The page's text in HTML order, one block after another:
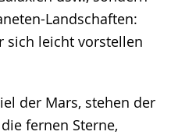
Landschaften:
sich leicht vorstellen
der Mars, stehen der
fernen Sterne,